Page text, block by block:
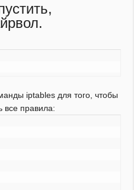
iptables для того, чтобы
все правила: